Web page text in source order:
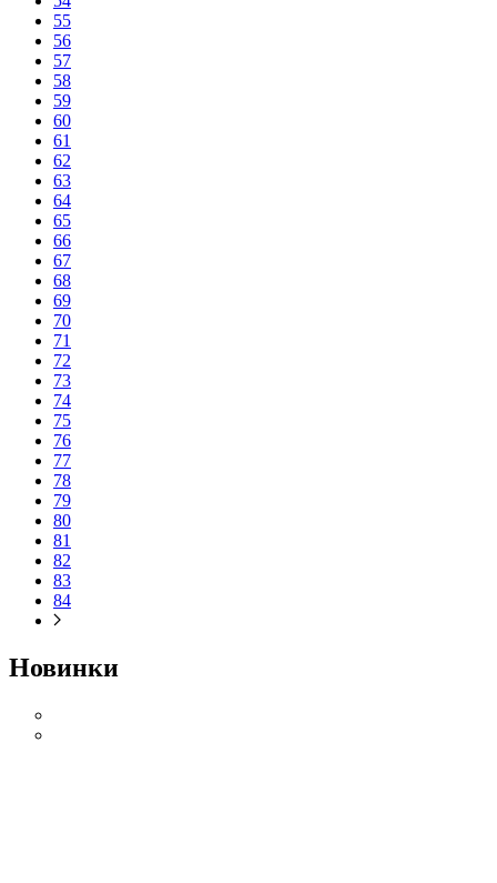
55
56
57
58
59
60
61
62
63
64
65
66
67
68
69
70
71
72
73
74
75
76
77
78
79
80
81
82
83
84
Новинки